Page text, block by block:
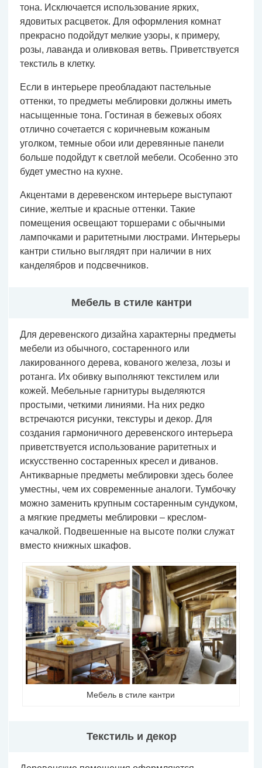
тона. Исключается использование ярких,
ядовитых расцветок. Для оформления комнат
прекрасно подойдут мелкие узоры, к примеру,
розы, лаванда и оливковая ветвь. Приветствуется
текстиль в клетку.
Если в интерьере преобладают пастельные
оттенки, то предметы меблировки должны иметь
насыщенные тона. Гостиная в бежевых обоях
отлично сочетается с коричневым кожаным
уголком, темные обои или деревянные панели
больше подойдут к светлой мебели. Особенно это
будет уместно на кухне.
Акцентами в деревенском интерьере выступают
синие, желтые и красные оттенки. Такие
помещения освещают торшерами с обычными
лампочками и раритетными люстрами. Интерьеры
кантри стильно выглядят при наличии в них
канделябров и подсвечников.
Мебель в стиле кантри
Для деревенского дизайна характерны предметы
мебели из обычного, состаренного или
лакированного дерева, кованого железа, лозы и
ротанга. Их обивку выполняют текстилем или
кожей. Мебельные гарнитуры выделяются
простыми, четкими линиями. На них редко
встречаются рисунки, текстуры и декор. Для
создания гармоничного деревенского интерьера
приветствуется использование раритетных и
искусственно состаренных кресел и диванов.
Антикварные предметы меблировки здесь более
уместны, чем их современные аналоги. Тумбочку
можно заменить крупным состаренным сундуком,
а мягкие предметы меблировки – креслом-
качалкой. Подвешенные на высоте полки служат
вместо книжных шкафов.
Мебель в стиле кантри
Текстиль и декор